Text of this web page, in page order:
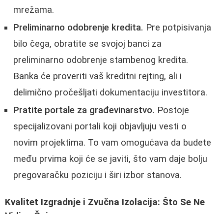
mrežama.
Preliminarno odobrenje kredita. Pre potpisivanja
bilo čega, obratite se svojoj banci za
preliminarno odobrenje stambenog kredita.
Banka će proveriti vaš kreditni rejting, ali i
delimično pročešljati dokumentaciju investitora.
Pratite portale za građevinarstvo. Postoje
specijalizovani portali koji objavljuju vesti o
novim projektima. To vam omogućava da budete
među prvima koji će se javiti, što vam daje bolju
pregovaračku poziciju i širi izbor stanova.
Kvalitet Izgradnje i Zvučna Izolacija: Što Se Ne